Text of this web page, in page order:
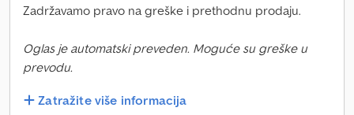
Zadržavamo pravo na greške i prethodnu prodaju.
Oglas je automatski preveden. Moguće su greške u
prevodu.
Zatražite više informacija